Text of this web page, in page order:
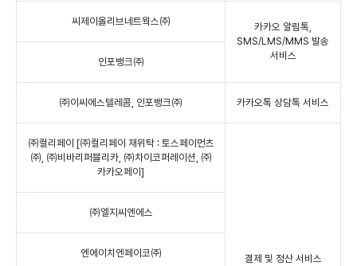
씨제이올리브네트웍스㈜
카카오 알림톡,
SMS/LMS/MMS 발송
서비스
인포뱅크㈜
㈜이씨에스텔레콤, 인포뱅크㈜ 카카오톡 상담톡 서비스
㈜컬리페이 [㈜컬리페이 재위탁 : 토스페이먼츠
㈜, ㈜비바리퍼블리카, ㈜차이코퍼레이션, ㈜
카카오페이]
결제 및 정산 서비스
㈜엘지씨엔에스
엔에이치엔페이코㈜